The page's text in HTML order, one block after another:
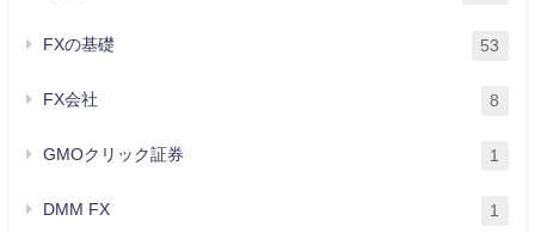
FXの基礎 53
FX会社 8
GMOクリック証券 1
DMM FX 1